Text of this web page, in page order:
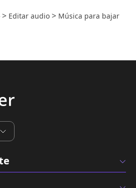
> Editar audio > Música para bajar